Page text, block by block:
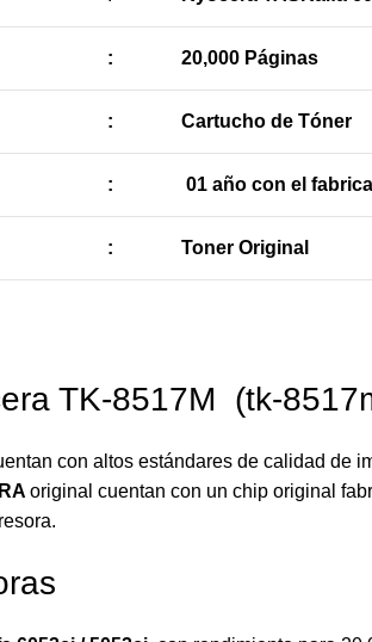
: 20,000 Páginas
: Cartucho de Tóner
: 01 año con el
: Toner Original
TK-8517M (tk-
con altos estándares de calidad de
original cuentan con un chip original